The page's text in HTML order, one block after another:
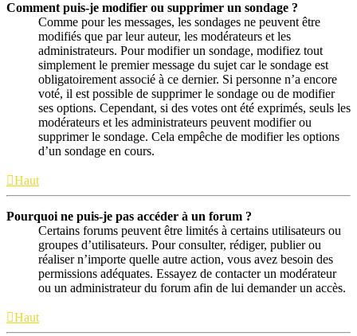
Comment puis-je modifier ou supprimer un sondage ?
Comme pour les messages, les sondages ne peuvent être
modifiés que par leur auteur, les modérateurs et les
administrateurs. Pour modifier un sondage, modifiez tout
simplement le premier message du sujet car le sondage est
obligatoirement associé à ce dernier. Si personne n’a encore
voté, il est possible de supprimer le sondage ou de modifier
ses options. Cependant, si des votes ont été exprimés, seuls les
modérateurs et les administrateurs peuvent modifier ou
supprimer le sondage. Cela empêche de modifier les options
d’un sondage en cours.
Haut
Pourquoi ne puis-je pas accéder à un forum ?
Certains forums peuvent être limités à certains utilisateurs ou
groupes d’utilisateurs. Pour consulter, rédiger, publier ou
réaliser n’importe quelle autre action, vous avez besoin des
permissions adéquates. Essayez de contacter un modérateur
ou un administrateur du forum afin de lui demander un accès.
Haut